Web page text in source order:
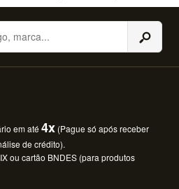
em até4x (Pague só após receber
de crédito).
ou cartão BNDES (para produtos